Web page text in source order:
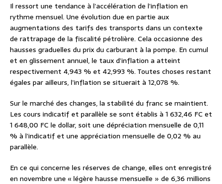
Il ressort une tendance à l’accélération de l’inflation en
rythme mensuel. Une évolution due en partie aux
augmentations des tarifs des transports dans un contexte
de rattrapage de la fiscalité pétrolière. Cela occasionne des
hausses graduelles du prix du carburant à la pompe. En cumul
et en glissement annuel, le taux d’inflation a atteint
respectivement 4,943 % et 42,993 %. Toutes choses restant
égales par ailleurs, l’inflation se situerait à 12,078 %.
Sur le marché des changes, la stabilité du franc se maintient.
Les cours indicatif et parallèle se sont établis à 1 632,46 FC et
1 648,00 FC le dollar, soit une dépréciation mensuelle de 0,11
% à l’indicatif et une appréciation mensuelle de 0,02 % au
parallèle.
En ce qui concerne les réserves de change, elles ont enregistré
en novembre une « légère hausse mensuelle » de 6,36 millions